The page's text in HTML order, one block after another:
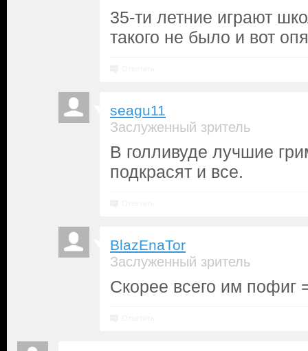
35-ти летние играют
такого не было и вот
seagu11
Заслуженный зритель
В голливуде лучшие
подкрасят и все.
BlazEnaTor
Заслуженный зритель
Скорее всего им пофиг